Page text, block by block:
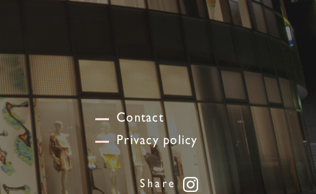
Contact
Privacy policy
Share